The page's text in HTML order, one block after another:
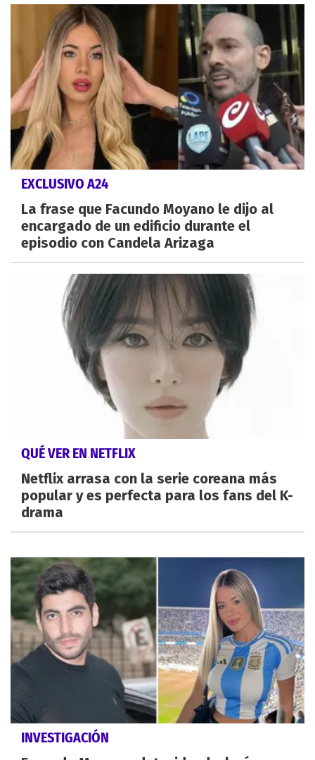
EXCLUSIVO A24
La frase que Facundo Moyano le dijo al
encargado de un edificio durante el
episodio con Candela Arizaga
QUÉ VER EN NETFLIX
Netflix arrasa con la serie coreana más
popular y es perfecta para los fans del K-
drama
INVESTIGACIÓN